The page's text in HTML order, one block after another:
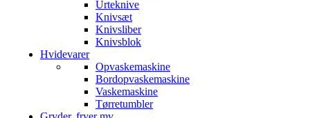
Urteknive
Knivsæt
Knivsliber
Knivsblok
Hvidevarer
Opvaskemaskine
Bordopvaskemaskine
Vaskemaskine
Tørretumbler